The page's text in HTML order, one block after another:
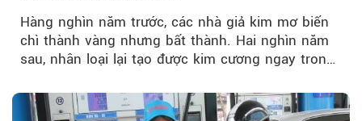
Hàng nghìn năm trước, các nhà giả kim mơ biến
chì thành vàng nhưng bất thành. Hai nghìn năm
sau, nhân loại lại tạo được kim cương ngay trong